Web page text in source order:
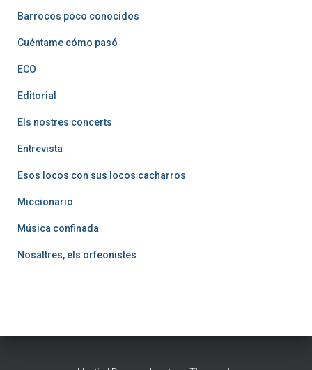
Barrocos poco conocidos
Cuéntame cómo pasó
ECO
Editorial
Els nostres concerts
Entrevista
Esos locos con sus locos cacharros
Miccionario
Música confinada
Nosaltres, els orfeonistes